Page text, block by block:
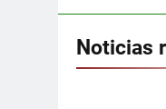
Noticias